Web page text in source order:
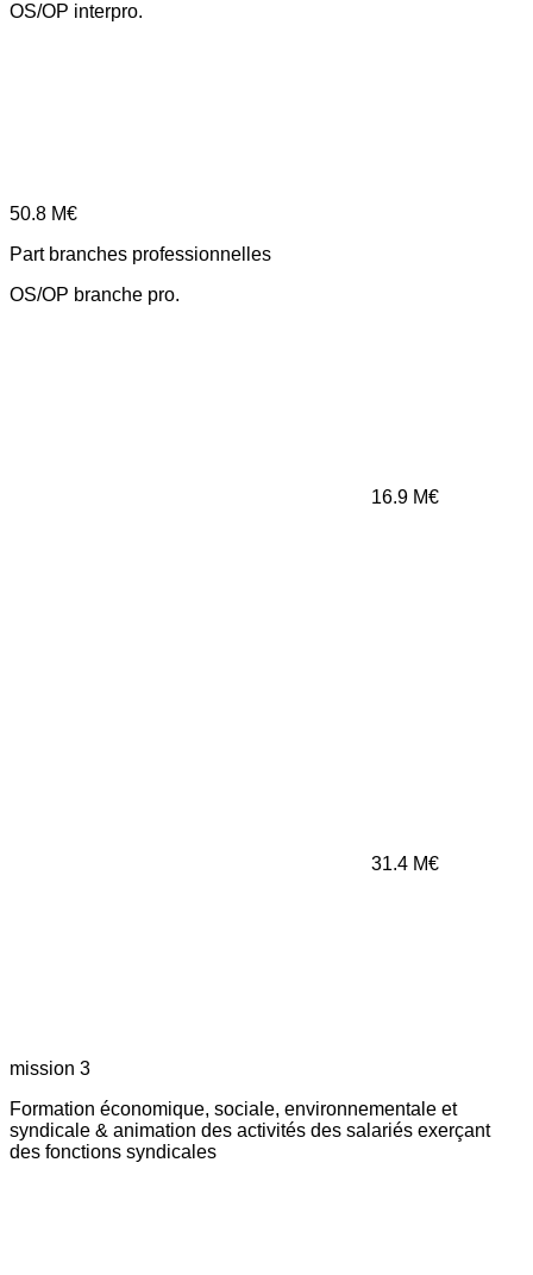
OS/OP interpro.
50.8 M€
Part branches professionnelles
OS/OP branche pro.
16.9 M€
31.4 M€
mission 3
Formation économique, sociale, environnementale et
syndicale & animation des activités des salariés exerçant
des fonctions syndicales